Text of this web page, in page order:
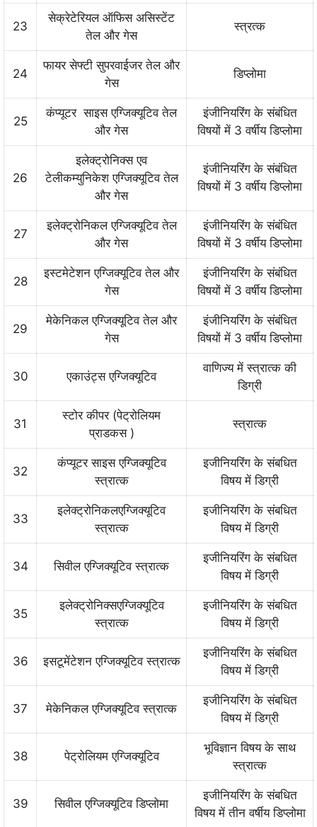
23
सेक्रेटेरियल ऑफिस असिस्टेंट
तेल और गेस
स्त्रत्क
24
फायर सेफ्टी सुपरवाईजर तेल और
गेस
डिप्लोमा
25
कंप्यूटर साइस एग्जिक्यूटिव तेल
और गेस
इंजीनियरिंग के संबंधित
विषयों में 3 वर्षीय डिप्लोमा
26
इलेक्ट्रोनिक्स एव
टेलीकम्युनिकेश एग्जिक्यूटिव तेल
और गेस
इंजीनियरिंग के संबंधित
विषयों में 3 वर्षीय डिप्लोमा
27
इलेक्ट्रोनिकल एग्जिक्यूटिव तेल
और गेस
इंजीनियरिंग के संबंधित
विषयों में 3 वर्षीय डिप्लोमा
28
इस्टमेटेशन एग्जिक्यूटिव तेल और
गेस
इंजीनियरिंग के संबंधित
विषयों में 3 वर्षीय डिप्लोमा
29
मेकेनिकल एग्जिक्यूटिव तेल और
गेस
इंजीनियरिंग के संबंधित
विषयों में 3 वर्षीय डिप्लोमा
30 एकाउंट्स एग्जिक्यूटिव
वाणिज्य में स्त्रात्क की
डिग्री
31
स्टोर कीपर (पेट्रोलियम
प्राडकस )
स्त्रात्क
32
कंप्यूटर साइस एग्जिक्यूटिव
स्त्रात्क
इजीनियरिंग के संबधित
विषय में डिग्री
33
इलेक्ट्रोनिकलएग्जिक्यूटिव
स्त्रात्क
इजीनियरिंग के संबधित
विषय में डिग्री
34 सिवील एग्जिक्यूटिव स्त्रात्क
इजीनियरिंग के संबधित
विषय में डिग्री
35
इलेक्ट्रोनिक्सएग्जिक्यूटिव
स्त्रात्क
इजीनियरिंग के संबधित
विषय में डिग्री
36 इसटूमेंटेशन एग्जिक्यूटिव स्त्रात्क
इजीनियरिंग के संबधित
विषय में डिग्री
37 मेकेनिकल एग्जिक्यूटिव स्त्रात्क
इजीनियरिंग के संबधित
विषय में डिग्री
38 पेट्रोलियम एग्जिक्यूटिव
भूविज्ञान विषय के साथ
स्त्रात्क
39 सिवील एग्जिक्यूटिव डिप्लोमा
इजीनियरिंग के संबधित
विषय में तीन वर्षीय डिप्लोमा